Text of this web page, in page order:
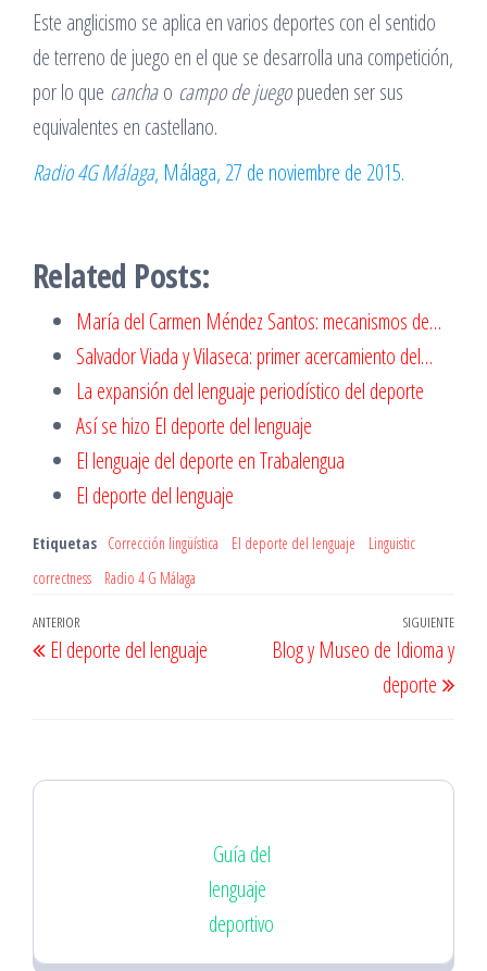
Este anglicismo se aplica en varios deportes con el sentido
de terreno de juego en el que se desarrolla una competición,
por lo que canchao campo de juegopueden ser sus
equivalentes en castellano.
Radio 4G Málaga, Málaga, 27 de noviembre de 2015.
Related Posts:
María del Carmen Méndez Santos: mecanismos de…
Salvador Viada y Vilaseca: primer acercamiento del…
La expansión del lenguaje periodístico del deporte
Así se hizo El deporte del lenguaje
El lenguaje del deporte en Trabalengua
El deporte del lenguaje
Etiquetas Corrección lingüística El deporte del lenguaje
Linguistic
correctness
Radio 4 G Málaga
Navegación
de
Entrada
anterior
ANTERIOR
El deporte del lenguaje
SIGUIENTE
Blog y Museo de Idioma y
deporte
Guía del
lenguaje
deportivo